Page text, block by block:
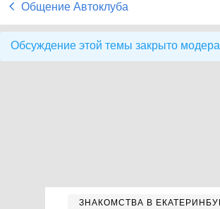
Общение Автоклуба
Обсуждение этой темы закрыто
ЗНАКОМСТВА В